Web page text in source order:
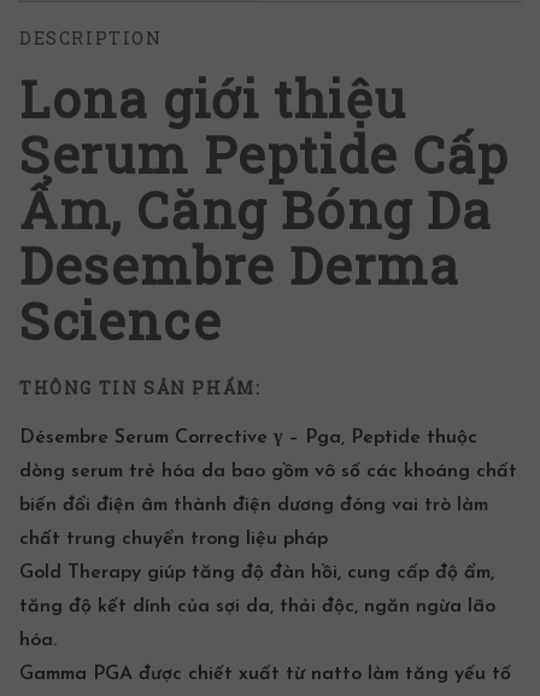
DESCRIPTION
Lona giới thiệu
Serum Peptide Cấp
Ẩm, Căng Bóng Da
Desembre Derma
Science
THÔNG TIN SẢN PHẨM:
Désembre Serum Corrective γ – Pga, Peptide thuộc
dòng serum trẻ hóa da bao gồm vô số các khoáng chất
biến đổi điện âm thành điện dương đóng vai trò làm
chất trung chuyển trong liệu pháp
Gold Therapy giúp tăng độ đàn hồi, cung cấp độ ẩm,
tăng độ kết dính của sợi da, thải độc, ngăn ngừa lão
hóa.
Gamma PGA được chiết xuất từ natto làm tăng yếu tố